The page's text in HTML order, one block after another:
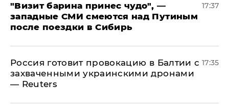
"Визит барина принес чудо", —
западные СМИ смеются над Путиным
после поездки в Сибирь
17:37
​Россия готовит провокацию в Балтии с
захваченными украинскими дронами
— Reuters
17:35